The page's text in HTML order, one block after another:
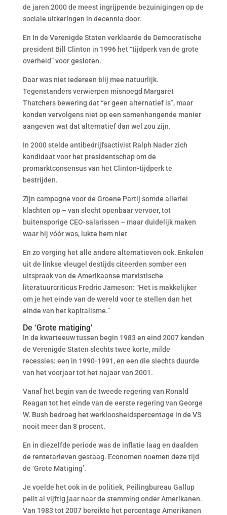
de jaren 2000 de meest ingrijpende bezuinigingen op de
sociale uitkeringen in decennia door.
En In de Verenigde Staten verklaarde de Democratische
president Bill Clinton in 1996 het “tijdperk van de grote
overheid” voor gesloten.
Daar was niet iedereen blij mee natuurlijk.
Tegenstanders verwierpen misnoegd Margaret
Thatchers bewering dat “er geen alternatief is”, maar
konden vervolgens niet op een samenhangende manier
aangeven wat dat alternatief dan wel zou zijn.
In 2000 stelde antibedrijfsactivist Ralph Nader zich
kandidaat voor het presidentschap om de
promarktconsensus van het Clinton-tijdperk te
bestrijden.
Zijn campagne voor de Groene Partij somde allerlei
klachten op – van slecht openbaar vervoer, tot
buitensporige CEO-salarissen – maar duidelijk maken
waar hij vóór was, lukte hem niet
En zo verging het alle andere alternatieven ook. Enkelen
uit de linkse vleugel destijds citeerden somber een
uitspraak van de Amerikaanse marxistische
literatuurcriticus Fredric Jameson: “Het is makkelijker
om je het einde van de wereld voor te stellen dan het
einde van het kapitalisme.”
De ‘Grote matiging’
In de kwarteeuw tussen begin 1983 en eind 2007 kenden
de Verenigde Staten slechts twee korte, milde
recessies: een in 1990-1991, en een die slechts duurde
van het voorjaar tot het najaar van 2001.
Vanaf het begin van de tweede regering van Ronald
Reagan tot het einde van de eerste regering van George
W. Bush bedroeg het werkloosheidspercentage in de VS
nooit meer dan 8 procent.
En in diezelfde periode was de inflatie laag en daalden
de rentetarieven gestaag. Economen noemen deze tijd
de ‘Grote Matiging’.
Je voelde het ook in de politiek. Peilingbureau Gallup
peilt al vijftig jaar naar de stemming onder Amerikanen.
Van 1983 tot 2007 bereikte het percentage Amerikanen